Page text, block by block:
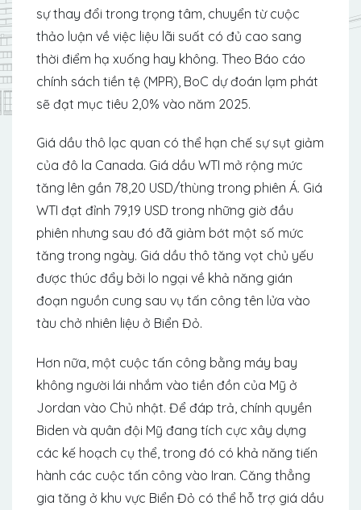
sự thay đổi trong trọng tâm, chuyển từ cuộc
thảo luận về việc liệu lãi suất có đủ cao sang
thời điểm hạ xuống hay không. Theo Báo cáo
chính sách tiền tệ (MPR), BoC dự đoán lạm phát
sẽ đạt mục tiêu 2,0% vào năm 2025.
Giá dầu thô lạc quan có thể hạn chế sự sụt giảm
của đô la Canada. Giá dầu WTI mở rộng mức
tăng lên gần 78,20 USD/thùng trong phiên Á. Giá
WTI đạt đỉnh 79,19 USD trong những giờ đầu
phiên nhưng sau đó đã giảm bớt một số mức
tăng trong ngày. Giá dầu thô tăng vọt chủ yếu
được thúc đẩy bởi lo ngại về khả năng gián
đoạn nguồn cung sau vụ tấn công tên lửa vào
tàu chở nhiên liệu ở Biển Đỏ.
Hơn nữa, một cuộc tấn công bằng máy bay
không người lái nhắm vào tiền đồn của Mỹ ở
Jordan vào Chủ nhật. Để đáp trả, chính quyền
Biden và quân đội Mỹ đang tích cực xây dựng
các kế hoạch cụ thể, trong đó có khả năng tiến
hành các cuộc tấn công vào Iran. Căng thẳng
gia tăng ở khu vực Biển Đỏ có thể hỗ trợ giá dầu